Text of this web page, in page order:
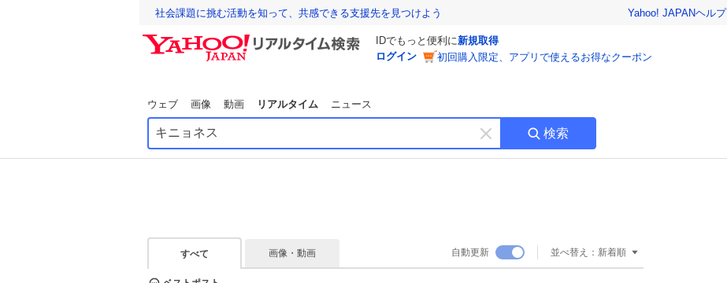
社会課題に挑む活動を知って、共感できる支援先を見つけよう Yahoo! JAPANヘルプ
IDでもっと便利に新規取得
ログイン
初回購入限定、アプリで使えるお得なクーポン
ウェブ 画像 動画 リアルタイム ニュース
キ
ー
す
検索
すべて 画像・動画 自動更新 並べ替え： 新着順